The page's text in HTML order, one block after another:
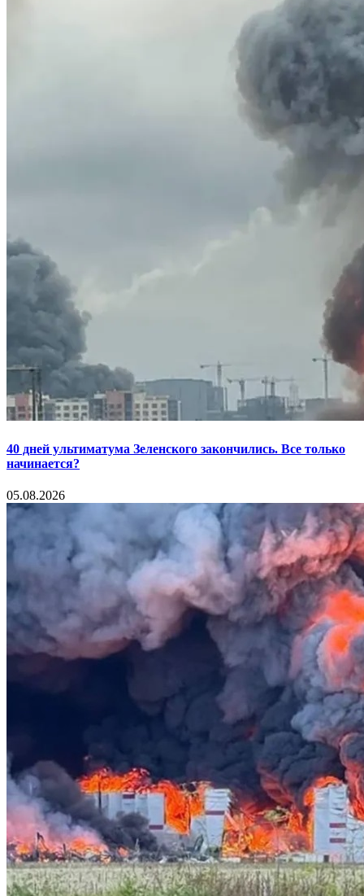
40 дней ультиматума Зеленского закончились. Все только
начинается?
05.08.2026